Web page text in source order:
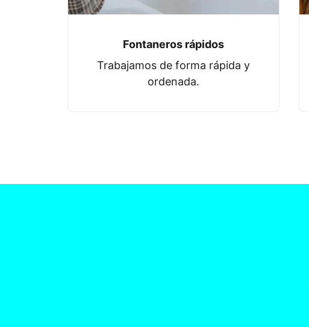
Fontaneros rápidos
Trabajamos de forma rápida y
ordenada.